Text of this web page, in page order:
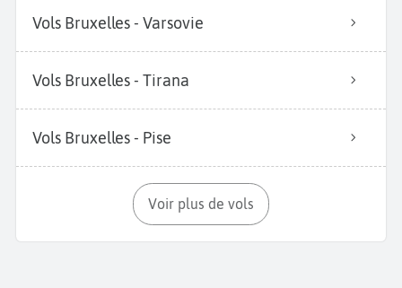
Vols Bruxelles - Varsovie
Vols Bruxelles - Tirana
Vols Bruxelles - Pise
Voir plus de vols